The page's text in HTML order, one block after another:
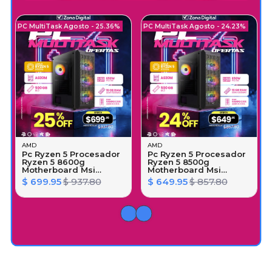
PC MultiTask Agosto - 25.36%
AMD
Pc Ryzen 5 Procesador
Ryzen 5 8600g
Motherboard Msi
A620m Memoria Ram
Kingston 16gb Ddr5
Gaming Case Aerocool
$ 699.95$ 937.80
PC MultiTask Agosto - 24.23%
AMD
Pc Ryzen 5 Procesador
Ryzen 5 8500g
Motherboard Msi
A620m Memoria Ram
Kingston 16gb Ddr5
Digital Psu Ew 650w
Gaming Case Aerocool
$ 649.95$ 857.80